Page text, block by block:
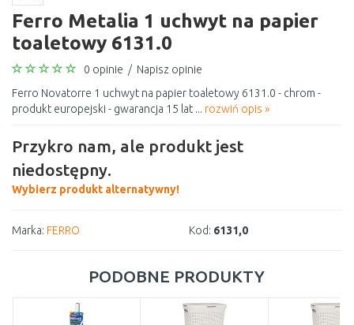
Ferro Metalia 1 uchwyt na papier
toaletowy 6131.0
0 opinie / Napisz opinie
Ferro Novatorre 1 uchwyt na papier toaletowy 6131.0 - chrom -
produkt europejski - gwarancja 15 lat ... rozwiń opis »
Przykro nam, ale produkt jest
niedostępny.
Wybierz produkt alternatywny!
Marka: FERRO Kod: 6131,0
PODOBNE PRODUKTY